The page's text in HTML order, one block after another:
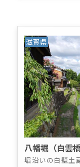
滋賀県
八幡堀（白雲橋
堀沿いの白壁土